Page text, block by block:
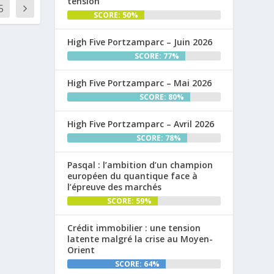
SCORE: 50%
High Five Portzamparc – Juin 2026
SCORE: 77%
High Five Portzamparc – Mai 2026
SCORE: 80%
High Five Portzamparc – Avril 2026
SCORE: 78%
Pasqal : l’ambition d’un champion
européen du quantique face à
l’épreuve des marchés
SCORE: 59%
Crédit immobilier : une tension
latente malgré la crise au Moyen-
Orient
SCORE: 64%